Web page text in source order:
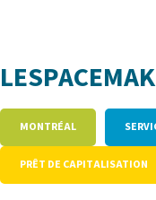
MONTRÉAL
PRÊT DE CAPITALISATION